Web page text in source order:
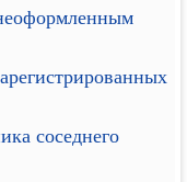
соседнего